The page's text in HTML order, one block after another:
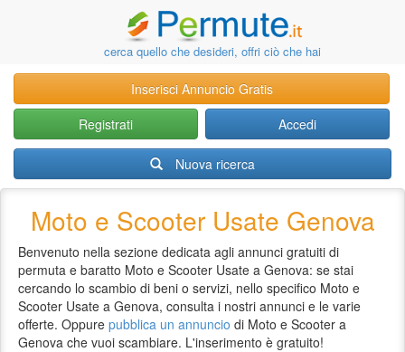
cerca quello che desideri, offri ciò che hai
Inserisci Annuncio Gratis
Registrati
Accedi
Nuova ricerca
Moto e Scooter Usate Genova
Benvenuto nella sezione dedicata agli annunci gratuiti di
permuta e baratto Moto e Scooter Usate a Genova: se stai
cercando lo scambio di beni o servizi, nello specifico Moto e
Scooter Usate a Genova, consulta i nostri annunci e le varie
offerte. Oppure pubblica un annuncio di Moto e Scooter a
Genova che vuoi scambiare. L'inserimento è gratuito!